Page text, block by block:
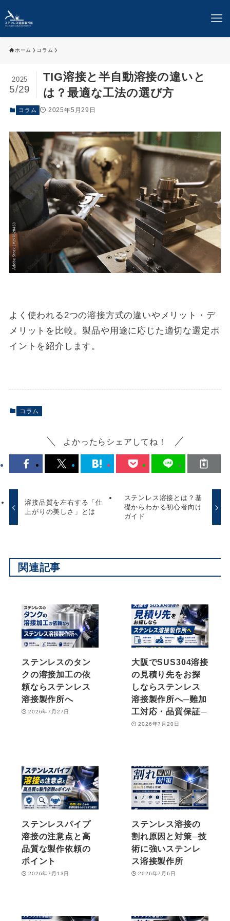
ホーム コラム
TIG溶接と半自動溶接の違いと
は？最適な工法の選び方
2025
5/29
コラム 2025年5月29日
よく使われる2つの溶接方式の違いやメリット・デ
メリットを比較。製品や用途に応じた適切な選定ポ
イントを紹介します。
コラム
よかったらシェアしてね！
溶接品質を左右する「仕
上がりの美しさ」とは
ステンレス溶接とは？基
礎からわかる初心者向け
ガイド
関連記事
ステンレスのタン
クの溶接加工の依
頼ならステンレス
溶接製作所へ
2026年7月27日
大阪でSUS304溶接
の見積り先をお探
しならステンレス
溶接製作所へ─難加
工対応・品質保証─
2026年7月20日
ステンレスパイプ
溶接の注意点と高
品質な製作依頼の
ポイント
2026年7月13日
ステンレス溶接の
割れ原因と対策─技
術に強いステンレ
ス溶接製作所
2026年7月6日